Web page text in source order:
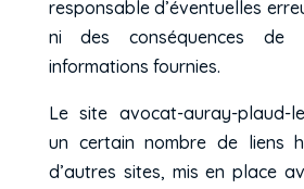
responsable d’éventuelles
ni des conséquences de
informations fournies.
Le site avocat-auray-plaud-
un certain nombre de liens
d’autres sites, mis en place